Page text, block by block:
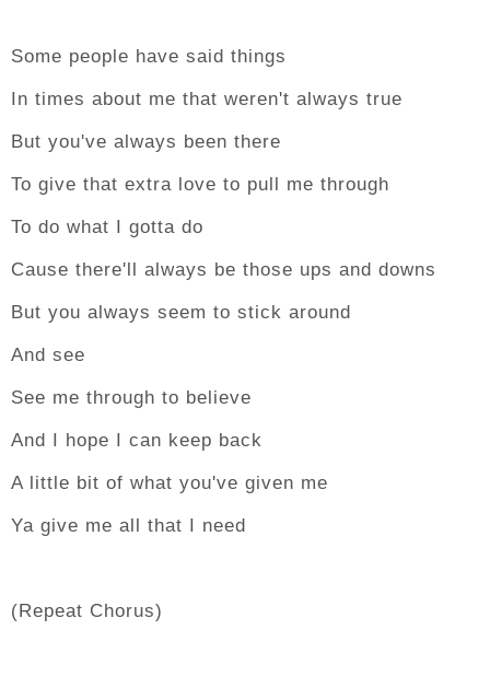
Some people have said things
In times about me that weren't always true
But you've always been there
To give that extra love to pull me through
To do what I gotta do
Cause there'll always be those ups and downs
But you always seem to stick around
And see
See me through to believe
And I hope I can keep back
A little bit of what you've given me
Ya give me all that I need
(Repeat Chorus)